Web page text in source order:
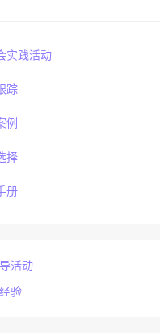
实践活动
踪
例
择
册
活动
验